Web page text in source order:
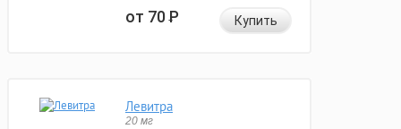
от 70Р Купить
Левитра
20 мг